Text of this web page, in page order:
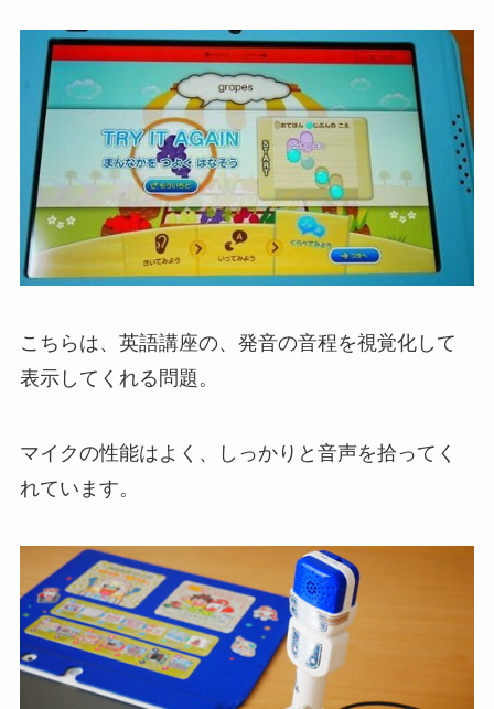
こちらは、英語講座の、発音の音程を視覚化して
表示してくれる問題。
マイクの性能はよく、しっかりと音声を拾ってく
れています。